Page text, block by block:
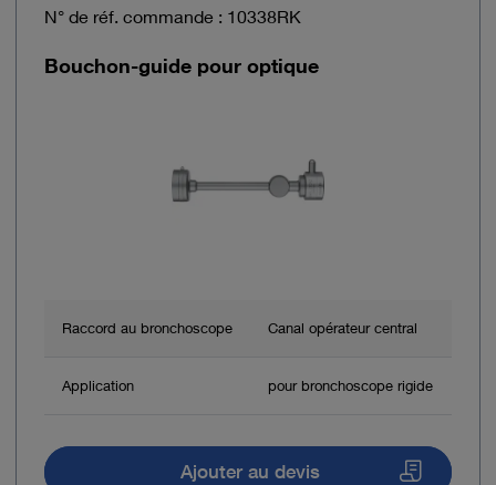
N° de réf. commande : 10338RK
Bouchon-guide pour optique
Raccord au bronchoscope Canal opérateur central
Application pour bronchoscope rigide
Ajouter au devis